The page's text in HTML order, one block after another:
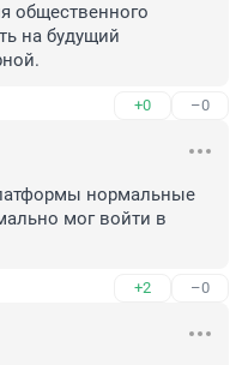
общественного
на будущий
+0 –0
нормальные
мог войти в
+2 –0